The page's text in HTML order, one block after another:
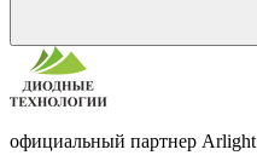
официальный партнер Arlight